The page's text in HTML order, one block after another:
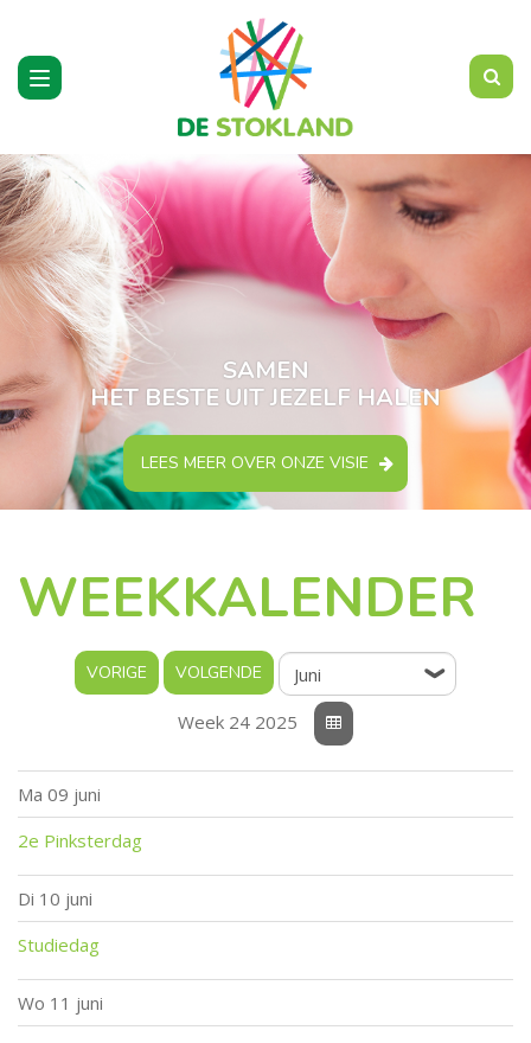
Toggle
navigation
SAMEN
HET BESTE UIT JEZELF HALEN
LEES MEER OVER ONZE VISIE
WEEKKALENDER
Week 24 2025
Ma 09 juni
2e Pinksterdag
Di 10 juni
Studiedag
Wo 11 juni